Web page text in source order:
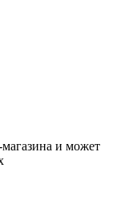
магазина и может